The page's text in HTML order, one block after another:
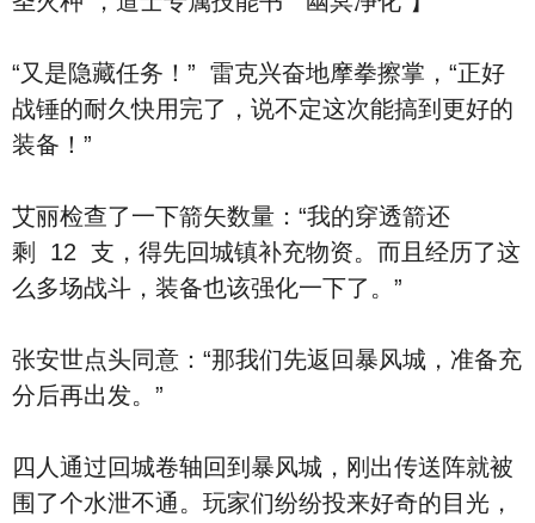
“又是隐藏任务！” 雷克兴奋地摩拳擦掌，“正好
战锤的耐久快用完了，说不定这次能搞到更好的
装备！”
艾丽检查了一下箭矢数量：“我的穿透箭还
剩 12 支，得先回城镇补充物资。而且经历了这
么多场战斗，装备也该强化一下了。”
张安世点头同意：“那我们先返回暴风城，准备充
分后再出发。”
四人通过回城卷轴回到暴风城，刚出传送阵就被
围了个水泄不通。玩家们纷纷投来好奇的目光，